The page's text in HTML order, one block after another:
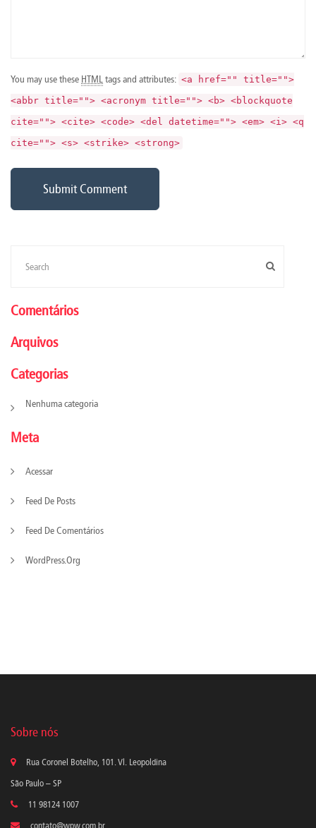
You may use these HTMLtags and attributes: <a href="" title="">
<abbr title=""> <acronym title=""> <b> <blockquote
cite=""> <cite> <code> <del datetime=""> <em> <i> <q
cite=""> <s> <strike> <strong>
Comentários
Arquivos
Categorias
Nenhuma categoria
Meta
Acessar
Feed De Posts
Feed De Comentários
WordPress.org
Sobre nós
Rua Coronel Botelho, 101. Vl. Leopoldina
São Paulo – SP
11 98124 1007